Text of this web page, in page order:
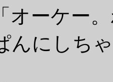
オーケー
んにしち